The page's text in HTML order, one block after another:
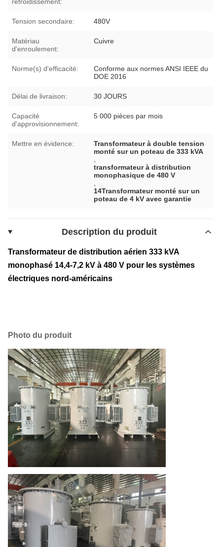
Tension secondaire: 480V
Matériau
d'enroulement:
Cuivre
Norme(s) d'efficacité:
Conforme aux normes ANSI IEEE du
DOE 2016
Délai de livraison: 30 JOURS
Capacité
d'approvisionnement:
5 000 pièces par mois
Mettre en évidence:
Transformateur à double tension
monté sur un poteau de 333 kVA
transformateur à distribution
monophasique de 480 V
14Transformateur monté sur un
poteau de 4 kV avec garantie
Description du produit
Transformateur de distribution aérien 333 kVA
monophasé 14,4-7,2 kV à 480 V pour les systèmes
électriques nord-américains
Photo du produit